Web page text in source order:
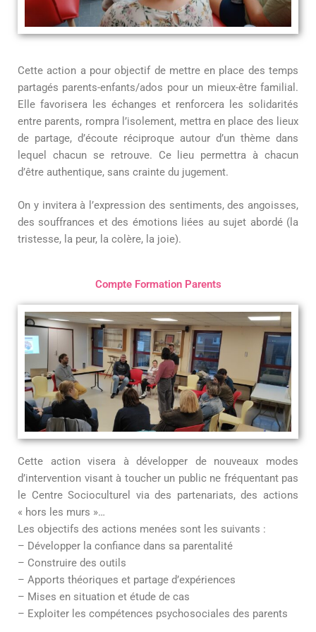
Cette action a pour objectif de mettre en place des temps
partagés parents-enfants/ados pour un mieux-être familial.
Elle favorisera les échanges et renforcera les solidarités
entre parents, rompra l’isolement, mettra en place des lieux
de partage, d’écoute réciproque autour d’un thème dans
lequel chacun se retrouve. Ce lieu permettra à chacun
d’être authentique, sans crainte du jugement.
On y invitera à l’expression des sentiments, des angoisses,
des souffrances et des émotions liées au sujet abordé (la
tristesse, la peur, la colère, la joie).
Compte Formation Parents
Cette action visera à développer de nouveaux modes
d’intervention visant à toucher un public ne fréquentant pas
le Centre Socioculturel via des partenariats, des actions
« hors les murs »…
Les objectifs des actions menées sont les suivants :
– Développer la confiance dans sa parentalité
– Construire des outils
– Apports théoriques et partage d’expériences
– Mises en situation et étude de cas
– Exploiter les compétences psychosociales des parents